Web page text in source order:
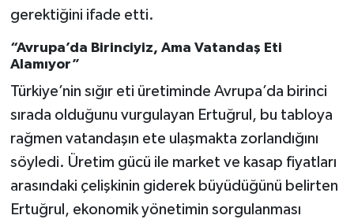
gerektiğini ifade etti.
“Avrupa’da Birinciyiz, Ama Vatandaş Eti
Alamıyor”
Türkiye’nin sığır eti üretiminde Avrupa’da birinci
sırada olduğunu vurgulayan Ertuğrul, bu tabloya
rağmen vatandaşın ete ulaşmakta zorlandığını
söyledi. Üretim gücü ile market ve kasap fiyatları
arasındaki çelişkinin giderek büyüdüğünü belirten
Ertuğrul, ekonomik yönetimin sorgulanması